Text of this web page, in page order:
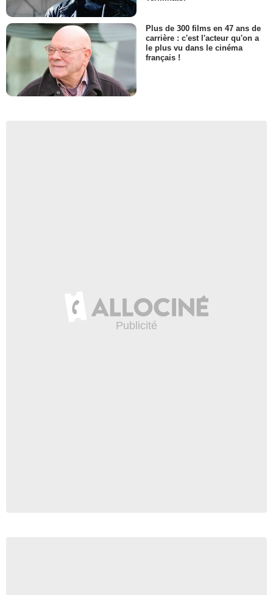
Plus de 300 films en 47 ans de
carrière : c'est l'acteur qu'on a
le plus vu dans le cinéma
français !